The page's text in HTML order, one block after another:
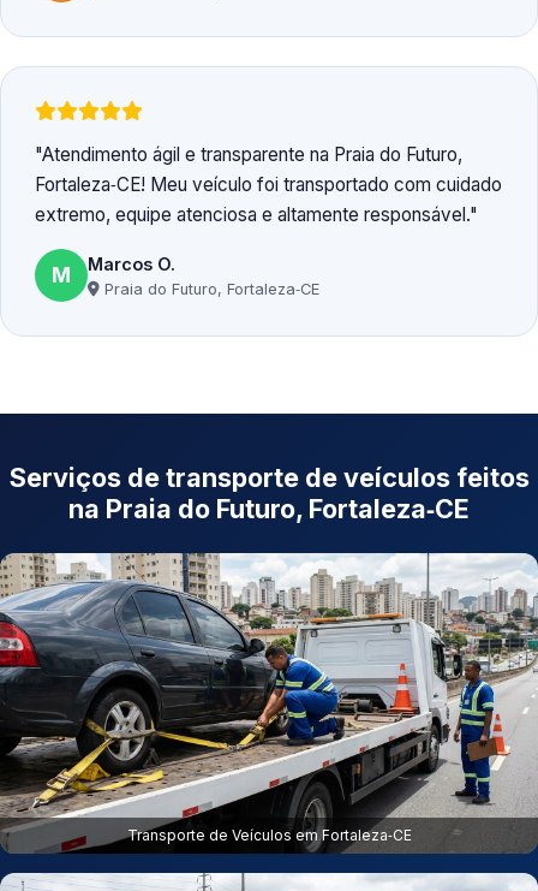
Atendimento ágil e transparente na Praia do Futuro,
Fortaleza‑CE! Meu veículo foi transportado com cuidado
extremo, equipe atenciosa e altamente responsável.
M Marcos O.
Praia do Futuro, Fortaleza‑CE
Serviços de transporte de veículos feitos
na Praia do Futuro, Fortaleza‑CE
Transporte de Veículos em Fortaleza‑CE